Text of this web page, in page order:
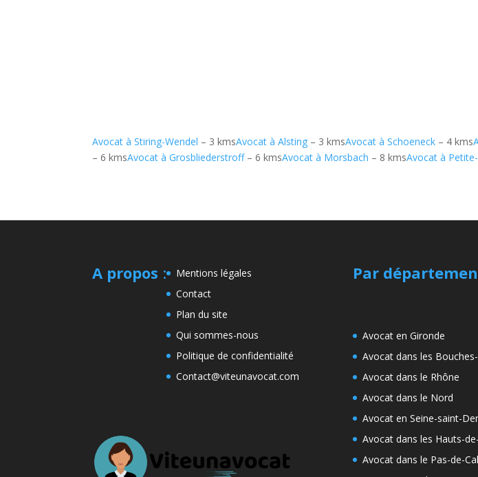
Avocat à Stiring-Wendel – 3 kmsAvocat à Alsting – 3 kmsAvocat à Schoeneck – 4 kms
– 6 kmsAvocat à Grosbliederstroff– 6 kmsAvocat à Morsbach – 8 kmsAvocat à
A propos :
Mentions légales
Contact
Plan du site
Qui sommes-nous
Politique de confidentialité
Contact@viteunavocat.com
Par
Avocat en Gironde
Avocat dans les
Avocat dans le Rhône
Avocat dans le Nord
Avocat en Seine-saint-
Avocat dans les Hauts-
Avocat dans le Pas-de-